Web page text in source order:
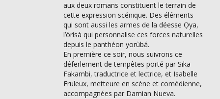
aux deux romans constituent le terrain de
cette expression scénique. Des éléments
qui sont aussi les armes de la déesse Ọya,
l’òrìsà qui personnalise ces forces naturelles
depuis le panthéon yorùbá.
En première ce soir, nous suivrons ce
déferlement de tempêtes porté par Sika
Fakambi, traductrice et lectrice, et Isabelle
Fruleux, metteure en scène et comédienne,
accompagnées par Damian Nueva.